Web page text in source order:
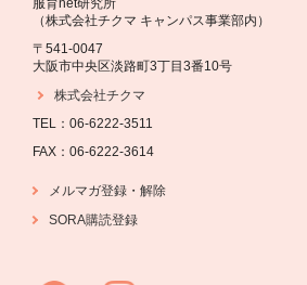
（株式会社チクマ キャンパス事業部内）
〒541-0047
大阪市中央区淡路町3丁目3番10号
株式会社チクマ
TEL：06-6222-3511
FAX：06-6222-3614
メルマガ登録 ・ 解除
SORA購読登録